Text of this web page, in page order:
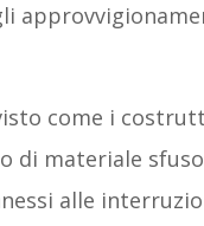
come i
di materiale
alle